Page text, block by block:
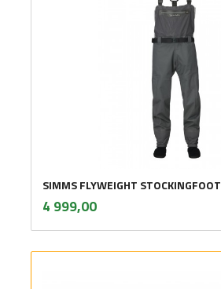
SIMMS FLYWEIGHT STOCKINGFOOT
Pris
4 999,00mva.